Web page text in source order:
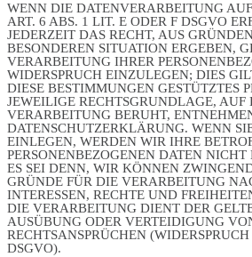
WENN DIE DATENVERARBEITUNG
ART. 6 ABS. 1 LIT. E ODER F DSGVO
JEDERZEIT DAS RECHT, AUS
BESONDEREN SITUATION ERGEBEN,
VERARBEITUNG IHRER
WIDERSPRUCH EINZULEGEN; DIES
DIESE BESTIMMUNGEN GESTÜTZTES
JEWEILIGE RECHTSGRUNDLAGE, AUF
VERARBEITUNG BERUHT,
DATENSCHUTZERKLÄRUNG. WENN
EINLEGEN, WERDEN WIR IHRE
PERSONENBEZOGENEN DATEN
ES SEI DENN, WIR KÖNNEN
GRÜNDE FÜR DIE VERARBEITUNG
INTERESSEN, RECHTE UND
DIE VERARBEITUNG DIENT DER
AUSÜBUNG ODER VERTEIDIGUNG
RECHTSANSPRÜCHEN
DSGVO).